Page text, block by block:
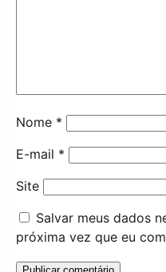
Nome *
E-mail *
Site
Salvar meus dados
próxima vez que eu